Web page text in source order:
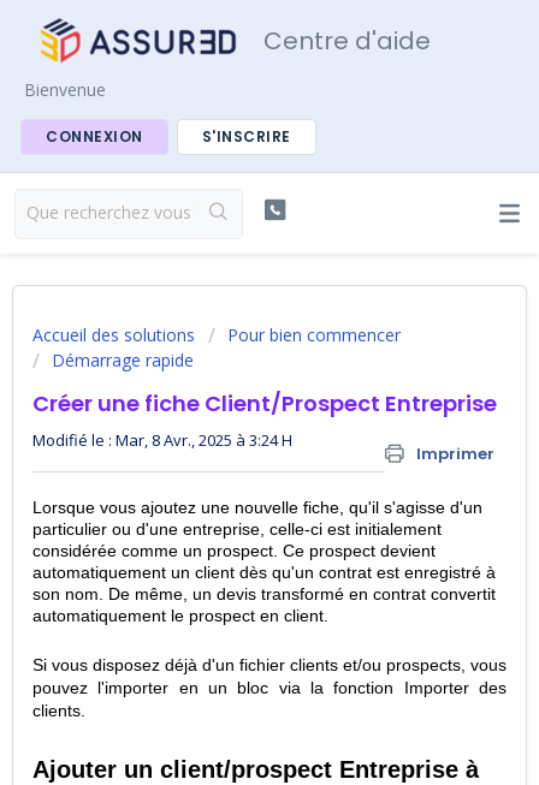
Centre d'aide
Bienvenue
CONNEXION S'INSCRIRE
Accueil des solutions
Pour bien commencer
Démarrage rapide
Créer une fiche Client/Prospect Entreprise
Imprimer
Modifié le : Mar, 8 Avr., 2025 à 3:24 H
Lorsque vous ajoutez une nouvelle fiche, qu'il s'agisse d'un
particulier ou d'une entreprise, celle-ci est initialement
considérée comme un prospect. Ce prospect devient
automatiquement un client dès qu'un contrat est enregistré à
son nom. De même, un devis transformé en contrat convertit
automatiquement le prospect en client.
Si vous disposez déjà d'un fichier clients et/ou prospects, vous
pouvez l'importer en un bloc via la fonction Importer des
clients.
Ajouter un client/prospect Entreprise à